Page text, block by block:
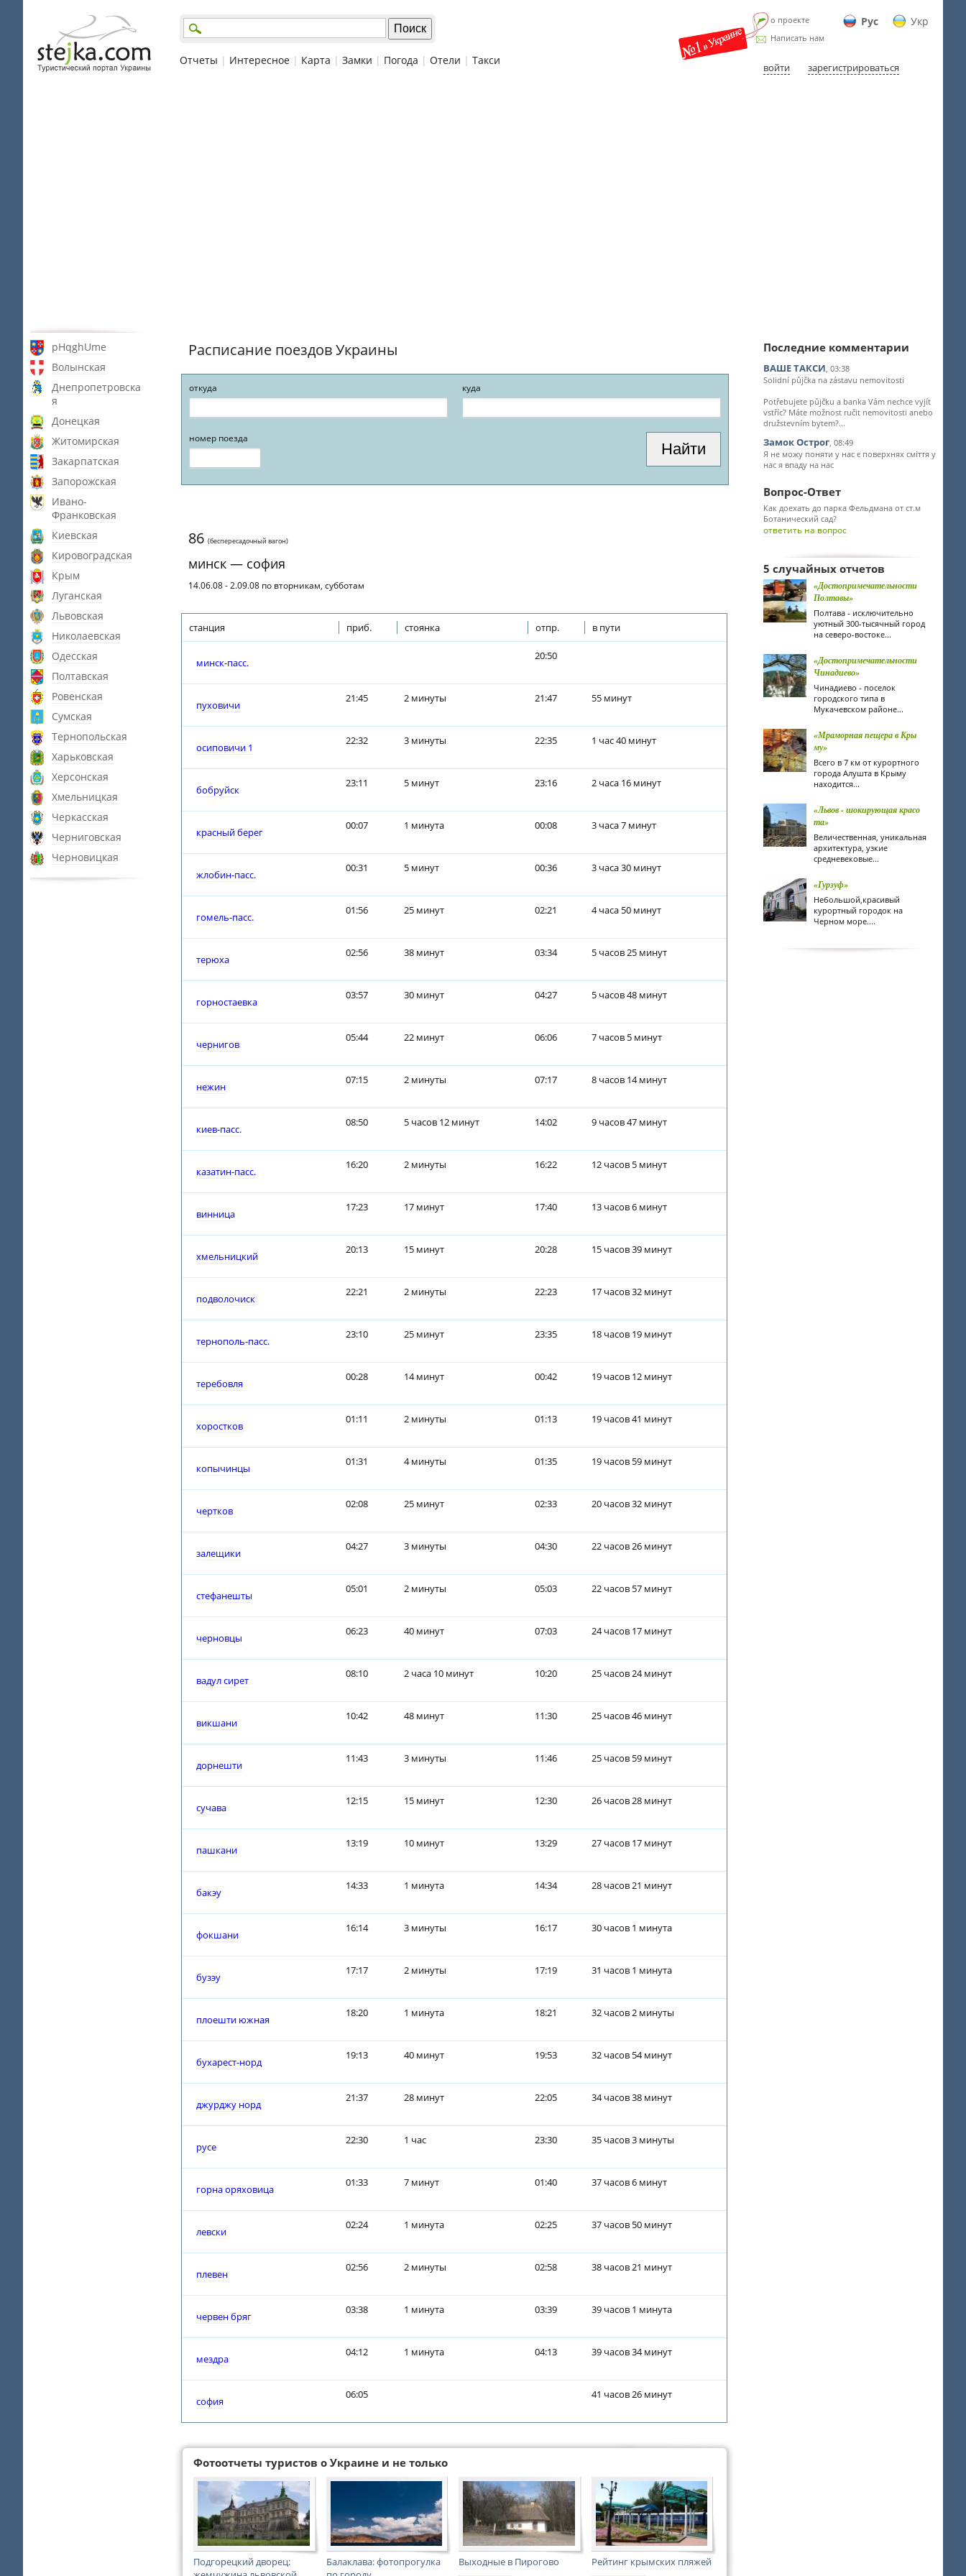
Рус Укр
о проекте
Написать нам
войти зарегистрироваться
Отчеты | Интересное | Карта | Замки | Погода | Отели | Такси
pHqghUme
Волынская
Днепропетровска
я
Донецкая
Житомирская
Закарпатская
Запорожская
Ивано-
Франковская
Киевская
Кировоградская
Крым
Луганская
Львовская
Николаевская
Одесская
Полтавская
Ровенская
Сумская
Тернопольская
Харьковская
Херсонская
Хмельницкая
Черкасская
Черниговская
Черновицкая
Расписание поездов Украины
откуда куда
номер поезда
86 (беспересадочный вагон)
минск — софия
14.06.08 - 2.09.08 по вторникам, субботам
станция приб. стоянка отпр. в пути
минск-пасс.
20:50
пуховичи
21:45 2 минуты 21:47 55 минут
осиповичи 1
22:32 3 минуты 22:35 1 час 40 минут
бобруйск
23:11 5 минут 23:16 2 часа 16 минут
красный берег
00:07 1 минута 00:08 3 часа 7 минут
жлобин-пасс.
00:31 5 минут 00:36 3 часа 30 минут
гомель-пасс.
01:56 25 минут 02:21 4 часа 50 минут
терюха
02:56 38 минут 03:34 5 часов 25 минут
горностаевка
03:57 30 минут 04:27 5 часов 48 минут
чернигов
05:44 22 минут 06:06 7 часов 5 минут
нежин
07:15 2 минуты 07:17 8 часов 14 минут
киев-пасс.
08:50 5 часов 12 минут 14:02 9 часов 47 минут
казатин-пасс.
16:20 2 минуты 16:22 12 часов 5 минут
винница
17:23 17 минут 17:40 13 часов 6 минут
хмельницкий
20:13 15 минут 20:28 15 часов 39 минут
подволочиск
22:21 2 минуты 22:23 17 часов 32 минут
тернополь-пасс.
23:10 25 минут 23:35 18 часов 19 минут
теребовля
00:28 14 минут 00:42 19 часов 12 минут
хоростков
01:11 2 минуты 01:13 19 часов 41 минут
копычинцы
01:31 4 минуты 01:35 19 часов 59 минут
чертков
02:08 25 минут 02:33 20 часов 32 минут
залещики
04:27 3 минуты 04:30 22 часов 26 минут
стефанешты
05:01 2 минуты 05:03 22 часов 57 минут
черновцы
06:23 40 минут 07:03 24 часов 17 минут
вадул сирет
08:10 2 часа 10 минут 10:20 25 часов 24 минут
викшани
10:42 48 минут 11:30 25 часов 46 минут
дорнешти
11:43 3 минуты 11:46 25 часов 59 минут
сучава
12:15 15 минут 12:30 26 часов 28 минут
пашкани
13:19 10 минут 13:29 27 часов 17 минут
бакэу
14:33 1 минута 14:34 28 часов 21 минут
фокшани
16:14 3 минуты 16:17 30 часов 1 минута
бузэу
17:17 2 минуты 17:19 31 часов 1 минута
плоешти южная
18:20 1 минута 18:21 32 часов 2 минуты
бухарест-норд
19:13 40 минут 19:53 32 часов 54 минут
джурджу норд
21:37 28 минут 22:05 34 часов 38 минут
русе
22:30 1 час 23:30 35 часов 3 минуты
горна оряховица
01:33 7 минут 01:40 37 часов 6 минут
левски
02:24 1 минута 02:25 37 часов 50 минут
плевен
02:56 2 минуты 02:58 38 часов 21 минут
червен бряг
03:38 1 минута 03:39 39 часов 1 минута
мездра
04:12 1 минута 04:13 39 часов 34 минут
софия
06:05 41 часов 26 минут
Фотоотчеты туристов о Украине и не только
Подгорецкий дворец:
Балаклава: фотопрогулка
Выходные в Пирогово Рейтинг крымских пляжей
Последние комментарии
ВАШЕ ТАКСИ, 03:38
Solidní půjčka na zástavu nemovitosti
Potřebujete půjčku a banka Vám nechce vyjít
vstříc? Máte možnost ručit nemovitosti anebo
družstevním bytem?...
Замок Острог, 08:49
Я не можу поняти у нас є поверхнях сміття у
нас я впаду на нас
Вопрос-Ответ
Как доехать до парка Фельдмана от ст.м
Ботанический сад?
ответить на вопрос
5 случайных отчетов
«Достопримечательности
Полтавы»
Полтава - исключительно
уютный 300-тысячный город
на северо-востоке...
«Достопримечательности
Чинадиево»
Чинадиево - поселок
городского типа в
Мукачевском районе...
«Мраморная пещера в Кры
му»
Всего в 7 км от курортного
города Алушта в Крыму
находится...
«Львов - шокирующая красо
та»
Величественная, уникальная
архитектура, узкие
средневековые...
«Гурзуф»
Небольшой,красивый
курортный городок на
Черном море....